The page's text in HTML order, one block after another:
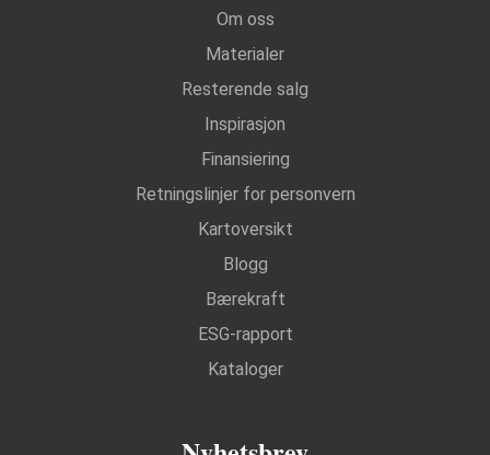
Om oss
Materialer
Resterende salg
Inspirasjon
Finansiering
Retningslinjer for personvern
Kartoversikt
Blogg
Bærekraft
ESG-rapport
Kataloger